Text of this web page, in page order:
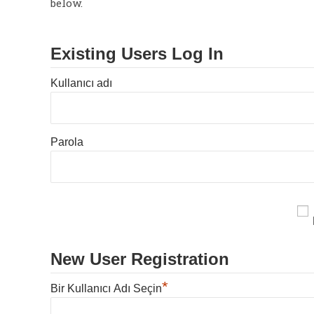
below.
Existing Users Log In
Kullanıcı adı
Parola
New User Registration
Bir Kullanıcı Adı Seçin*